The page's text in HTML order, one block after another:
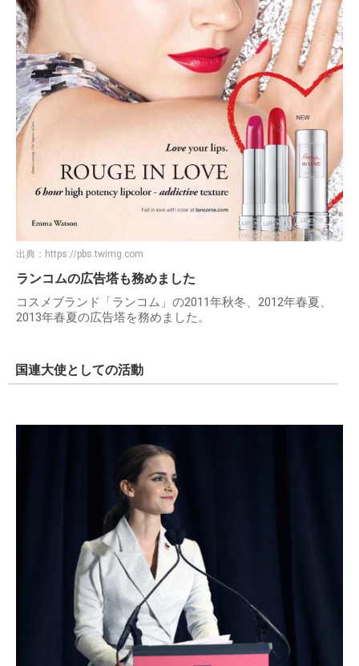
出典： https://pbs.twimg.com
ランコムの広告塔も務めました
コスメブランド「ランコム」の2011年秋冬、2012年春夏、
2013年春夏の広告塔を務めました。
国連大使としての活動